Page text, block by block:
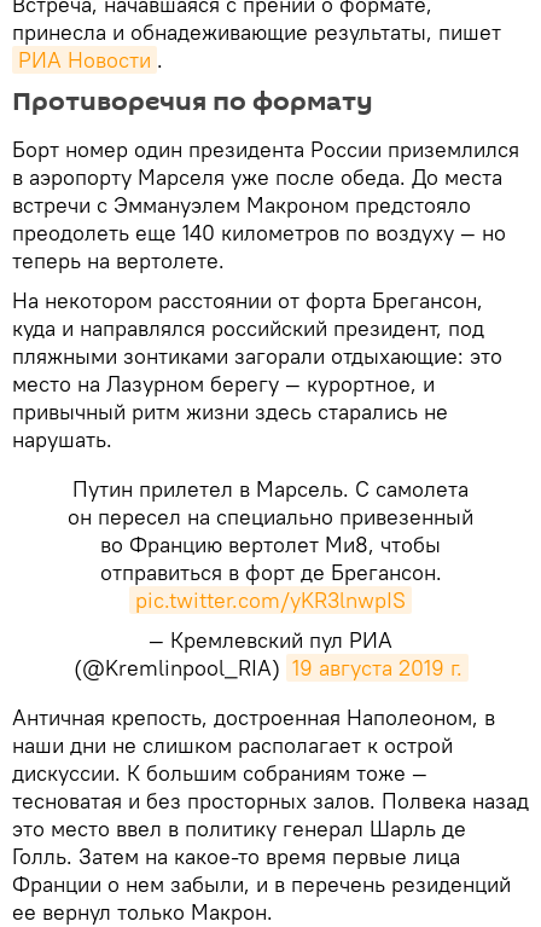
принесла и обнадеживающие результаты, пишет
РИА Новости .
Противоречия по формату
Борт номер один президента России приземлился
в аэропорту Марселя уже после обеда. До места
встречи с Эммануэлем Макроном предстояло
преодолеть еще 140 километров по воздуху — но
теперь на вертолете.
На некотором расстоянии от форта Брегансон,
куда и направлялся российский президент, под
пляжными зонтиками загорали отдыхающие: это
место на Лазурном берегу — курортное, и
привычный ритм жизни здесь старались не
нарушать.
Путин прилетел в Марсель. С самолета
он пересел на специально привезенный
во Францию вертолет Ми8, чтобы
отправиться в форт де Брегансон.
pic.twitter.com/yKR3lnwpIS
— Кремлевский пул РИА
(@Kremlinpool_RIA) 19 августа 2019 г.
Античная крепость, достроенная Наполеоном, в
наши дни не слишком располагает к острой
дискуссии. К большим собраниям тоже —
тесноватая и без просторных залов. Полвека назад
это место ввел в политику генерал Шарль де
Голль. Затем на какое-то время первые лица
Франции о нем забыли, и в перечень резиденций
ее вернул только Макрон.